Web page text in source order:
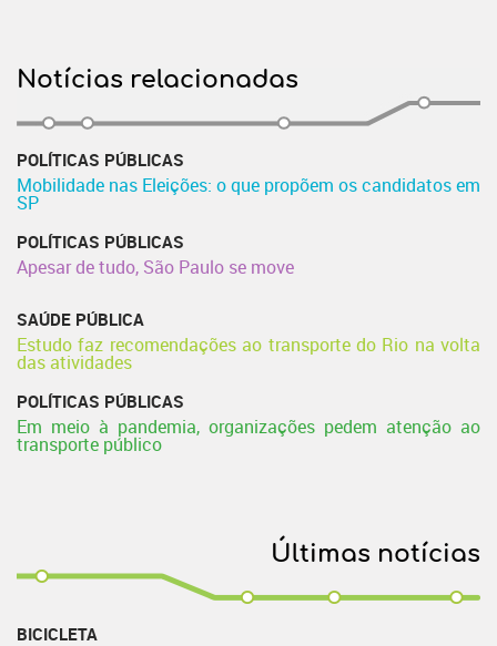
Notícias relacionadas
POLÍTICAS PÚBLICAS
Mobilidade nas Eleições: o que propõem os candidatos em
SP
POLÍTICAS PÚBLICAS
Apesar de tudo, São Paulo se move
SAÚDE PÚBLICA
Estudo faz recomendações ao transporte do Rio na volta
das atividades
POLÍTICAS PÚBLICAS
Em meio à pandemia, organizações pedem atenção ao
transporte público
Últimas notícias
BICICLETA